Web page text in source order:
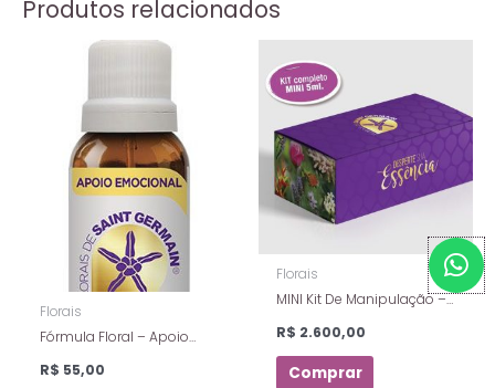
Produtos relacionados
Florais
Fórmula Floral – Apoio
Saint Germain – 10 Ml
R$ 55,00
Florais
MINI Kit De Manipulação –
Dos Florais De Saint
Germain
R$ 2.600,00
Comprar
W
h
a